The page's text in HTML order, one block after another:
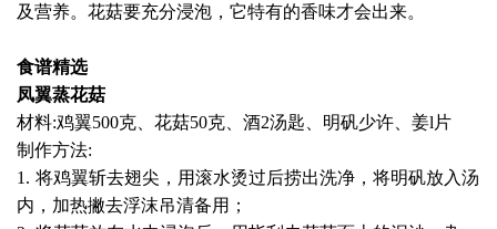
及营养。花菇要充分浸泡，它特有的香味才会出来。
食谱精选
凤翼蒸花菇
材料:鸡翼500克、花菇50克、酒2汤匙、明矾少许、姜l片
制作方法:
1. 将鸡翼斩去翅尖，用滚水烫过后捞出洗净，将明矾放入汤
内，加热撇去浮沫吊清备用；